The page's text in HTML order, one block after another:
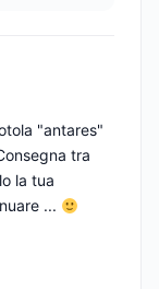
"antares"
tra
la tua
...